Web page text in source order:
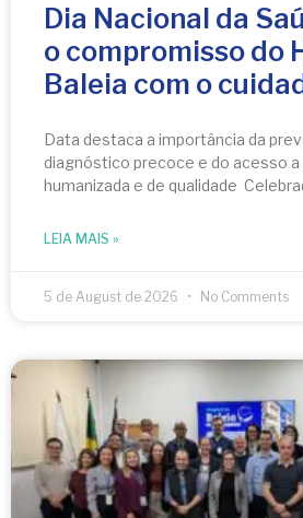
Dia Nacional da
o compromisso do
Baleia com o
Data destaca a importância da
diagnóstico precoce e do acesso
humanizada e de qualidade
LEIA MAIS »
5 de August de 2026 No Comments